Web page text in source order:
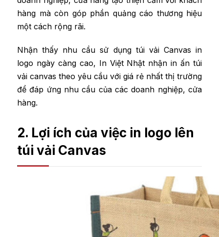
hàng mà còn góp phần quảng cáo thương hiệu
một cách rộng rãi.
Nhận thấy nhu cầu sử dụng túi vải Canvas in
logo ngày càng cao, In Việt Nhật nhận in ấn túi
vải canvas theo yêu cầu với giá rẻ nhất thị trường
để đáp ứng nhu cầu của các doanh nghiệp, cửa
hàng.
2. Lợi ích của việc in logo lên
túi vải Canvas